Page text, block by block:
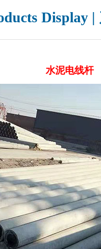
Display |
水泥电线杆